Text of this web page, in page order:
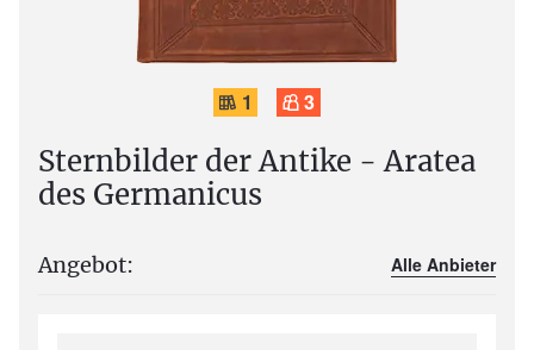
1 3
Sternbilder der Antike - Aratea
des Germanicus
Angebot: Alle Anbieter